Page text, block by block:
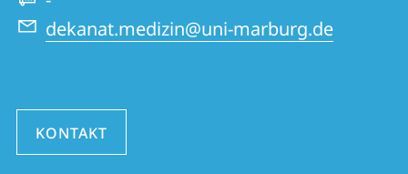
dekanat.medizin@uni-marburg.de
KONTAKT